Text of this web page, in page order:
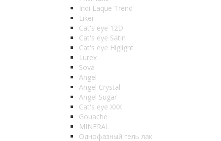
Indi Laque Trend
Liker
Cat's eye 12D
Cat's eye Satin
Cat's eye Higlight
Lurex
Sova
Angel
Angel Crystal
Angel Sugar
Cat's eye XXX
Gouache
MINERAL
Однофазный гель лак